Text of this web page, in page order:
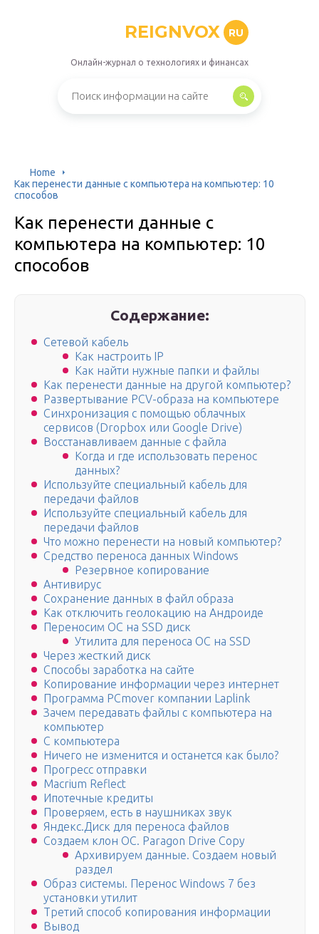
REIGNVOX RU
Онлайн-журнал о технологиях и финансах
Home
Как перенести данные с компьютера на компьютер: 10
способов
Как перенести данные с
компьютера на компьютер: 10
способов
Содержание:
Сетевой кабель
Как настроить IP
Как найти нужные папки и файлы
Как перенести данные на другой компьютер?
Развертывание PCV-образа на компьютере
Синхронизация с помощью облачных
сервисов (Dropbox или Google Drive)
Восстанавливаем данные с файла
Когда и где использовать перенос
данных?
Используйте специальный кабель для
передачи файлов
Используйте специальный кабель для
передачи файлов
Что можно перенести на новый компьютер?
Средство переноса данных Windows
Резервное копирование
Антивирус
Сохранение данных в файл образа
Как отключить геолокацию на Андроиде
Переносим ОС на SSD диск
Утилита для переноса ОС на SSD
Через жесткий диск
Способы заработка на сайте
Копирование информации через интернет
Программа PCmover компании Laplink
Зачем передавать файлы с компьютера на
компьютер
С компьютера
Ничего не изменится и останется как было?
Прогресс отправки
Macrium Reflect
Ипотечные кредиты
Проверяем, есть в наушниках звук
Яндекс.Диск для переноса файлов
Создаем клон ОС. Paragon Drive Copy
Архивируем данные. Создаем новый
раздел
Образ системы. Перенос Windows 7 без
установки утилит
Третий способ копирования информации
Вывод